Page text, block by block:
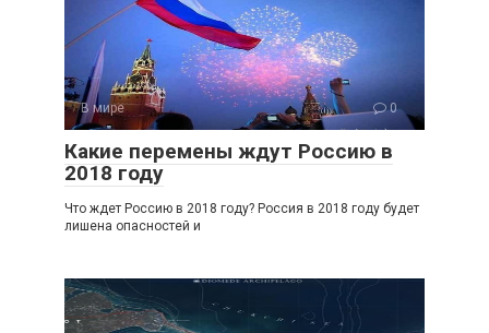
В мире 0
Какие перемены ждут Россию в
2018 году
Что ждет Россию в 2018 году? Россия в 2018 году будет
лишена опасностей и